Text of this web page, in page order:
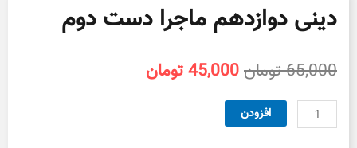
دینی دوازدهم ماجرا دست دوم
65,000تومانقیمت
بود.
45,000تومان
دینی
دوازدهم
افزودن